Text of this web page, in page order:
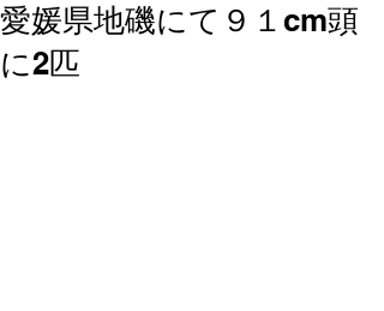
愛媛県地磯にて９１cm頭
に2匹